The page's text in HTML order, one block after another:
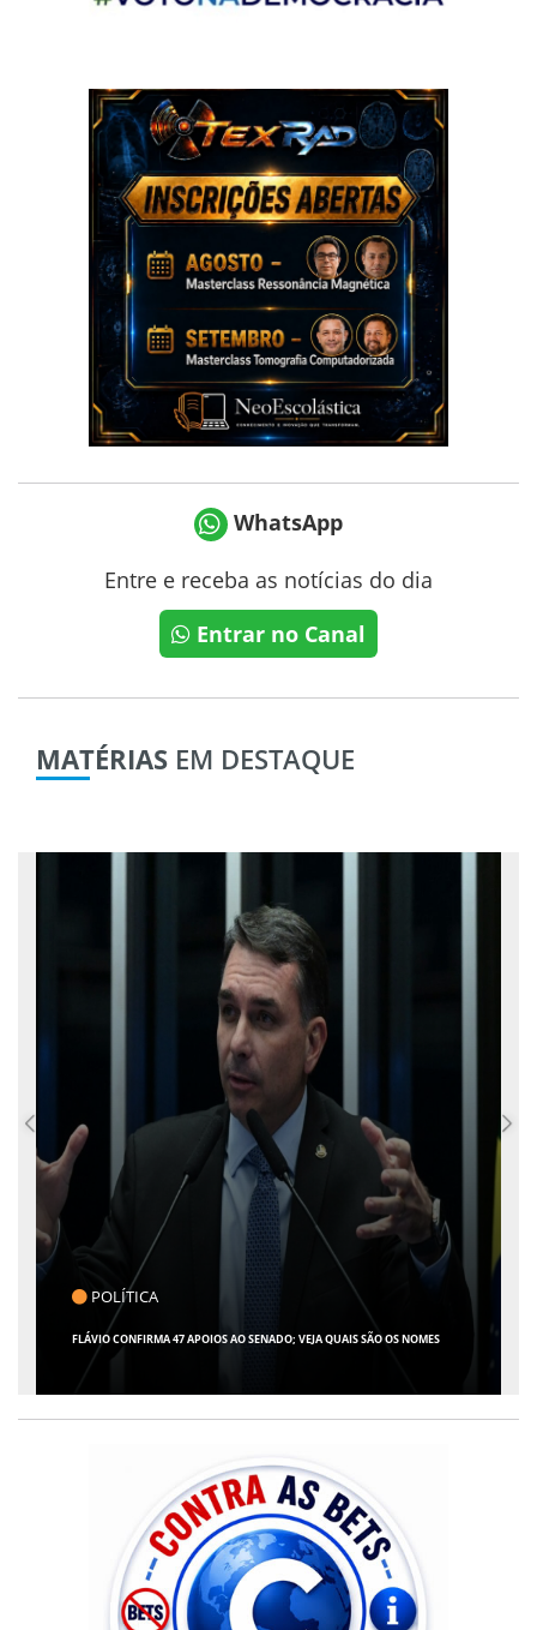
WhatsApp
Entre e receba as notícias do dia
Entrar no Canal
MATÉRIAS EM DESTAQUE
CLICK INDICA
GIRO POR SERGIPE, BRASIL E MUNDO - 07 DE AGOSTO DE 2026